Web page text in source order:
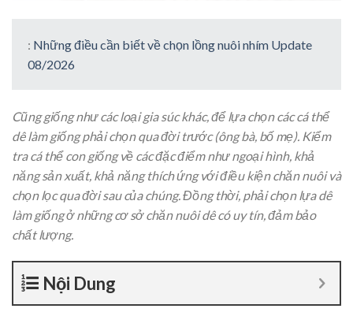
: Những điều cần biết về chọn lồng nuôi nhím Update
08/2026
Cũng giống như các loại gia súc khác, để lựa chọn các cá thể
dê làm giống phải chọn qua đời trước (ông bà, bố mẹ). Kiểm
tra cá thể con giống về các đặc điểm như ngoại hình, khả
năng sản xuất, khả năng thích ứng với điều kiện chăn nuôi và
chọn lọc qua đời sau của chúng. Đồng thời, phải chọn lựa dê
làm giống ở những cơ sở chăn nuôi dê có uy tín, đảm bảo
chất lượng.
Nội Dung